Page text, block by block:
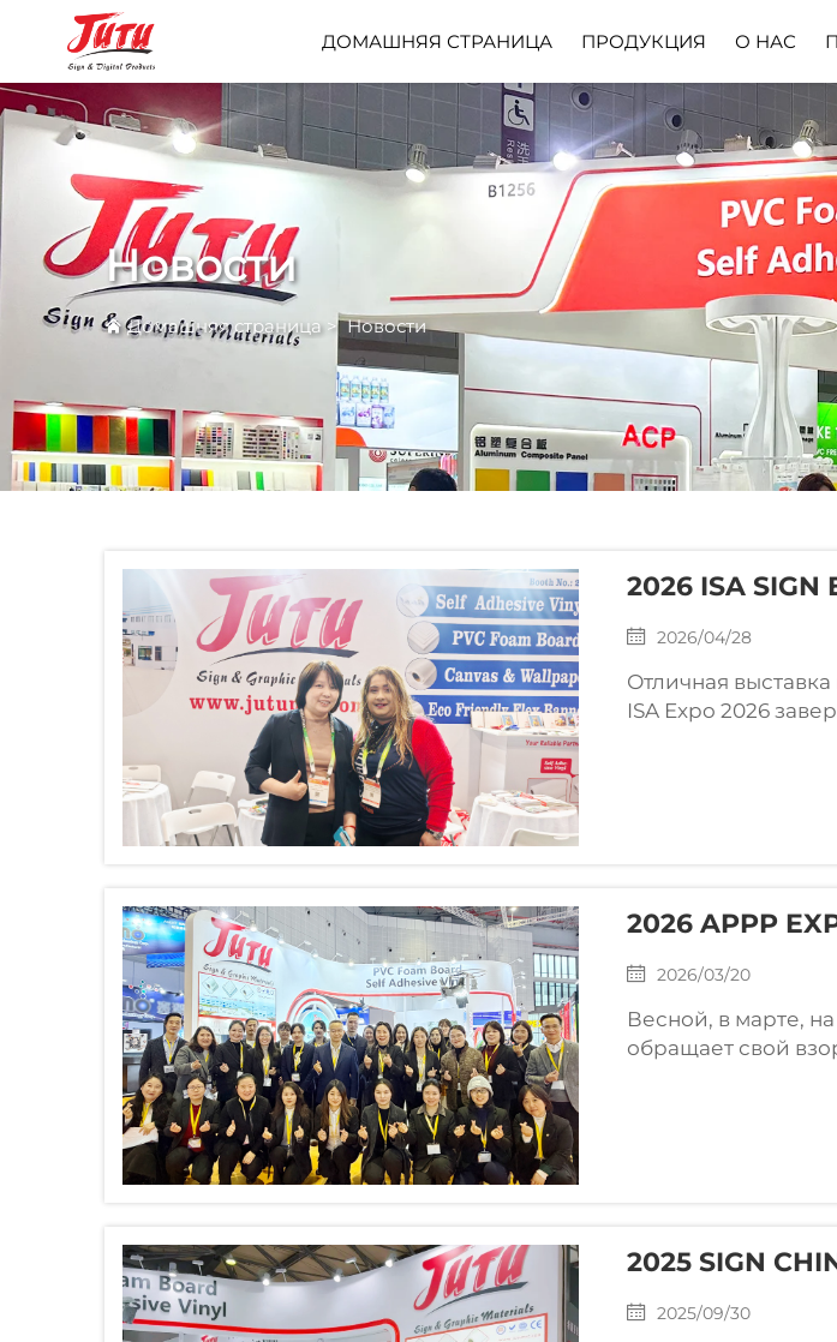
ДОМАШНЯЯ СТРАНИЦА ПРОДУКЦИЯ О НАС
Профиль Компании
Новости
Домашняя страница>Новости
2026 ISA SIGN
2026/04/28
Отличная
ISA Expo 2026
2026 APPP
2026/03/20
Весной, в марте,
обращает свой
2025 SIGN
2025/09/30